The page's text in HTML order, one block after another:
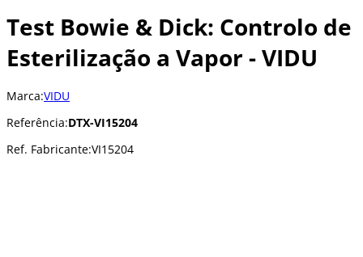
Test Bowie & Dick: Controlo de
Esterilização a Vapor - VIDU
Marca:VIDU
Referência:DTX-VI15204
Ref. Fabricante:VI15204